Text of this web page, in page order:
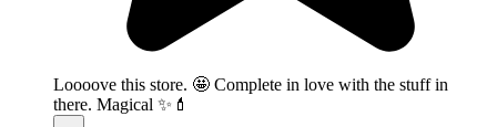
Loooove this store. 🤩 Complete in love with the stuff in
there. Magical ✨💄